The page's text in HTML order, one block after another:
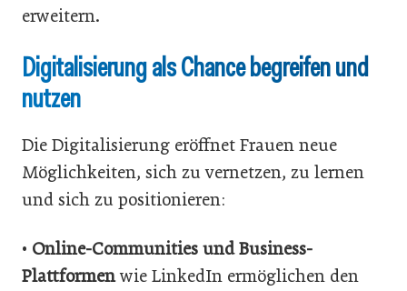
erweitern.
Digitalisierung als Chance begreifen und
nutzen
Die Digitalisierung eröffnet Frauen neue
Möglichkeiten, sich zu vernetzen, zu lernen
und sich zu positionieren:
• Online-Communities und Business-
Plattformenwie LinkedIn ermöglichen den